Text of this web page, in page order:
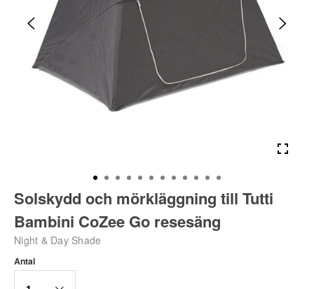
Solskydd och mörkläggning till Tutti
Bambini CoZee Go resesäng
Night & Day Shade
Antal